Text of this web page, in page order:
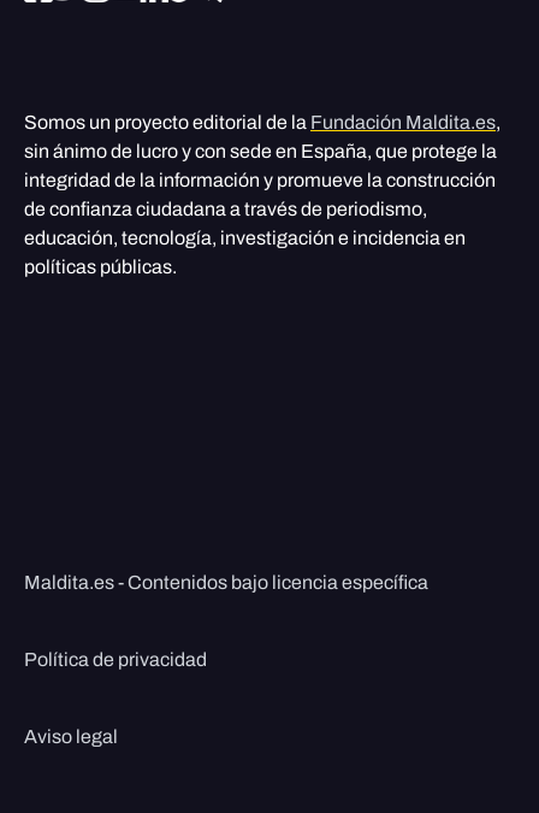
Somos un proyecto editorial de la Fundación Maldita.es,
sin ánimo de lucro y con sede en España, que protege la
integridad de la información y promueve la construcción
de confianza ciudadana a través de periodismo,
educación, tecnología, investigación e incidencia en
políticas públicas.
Maldita.es - Contenidos bajo licencia específica
Política de privacidad
Aviso legal